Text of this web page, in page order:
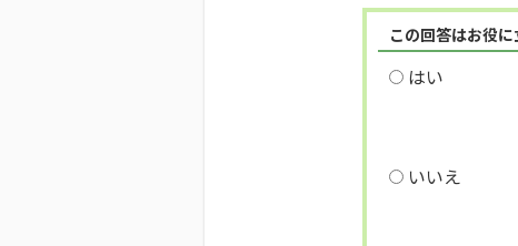
この回答はお役
はい
いいえ